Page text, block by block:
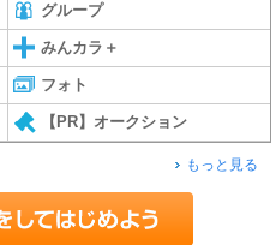
グループ
みんカラ＋
フォト
【PR】オークション
もっと見る